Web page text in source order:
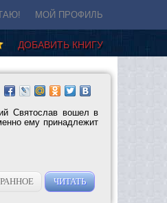
МОЙ ПРОФИЛЬ
ДОБАВИТЬ КНИГУ
Святослав вошел в
ему принадлежит
ЧИТАТЬ